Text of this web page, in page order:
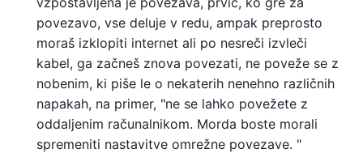
povezavo, vse deluje v redu, ampak preprosto
moraš izklopiti internet ali po nesreči izvleči
kabel, ga začneš znova povezati, ne poveže se z
nobenim, ki piše le o nekaterih nenehno različnih
napakah, na primer, "ne se lahko povežete z
oddaljenim računalnikom. Morda boste morali
spremeniti nastavitve omrežne povezave. "